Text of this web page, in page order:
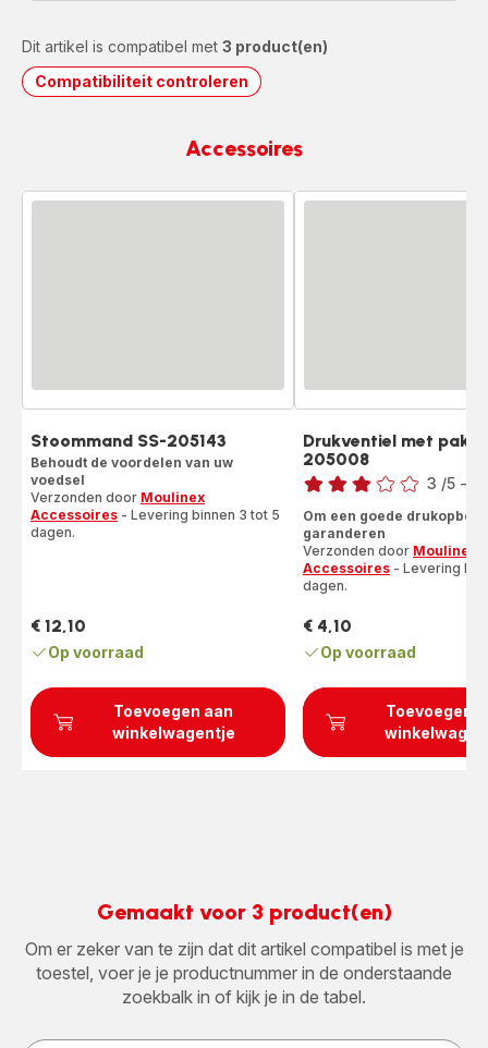
Dit artikel is compatibel met 3 product(en)
Compatibiliteit controleren
Accessoires
Toevoegen aan
winkelwagentje
Stoommand SS-205143
Behoudt de voordelen van uw
voedsel
Verzonden door Moulinex
Accessoires - Levering binnen 3 tot 5
dagen.
Prijs
€ 12,10
Op voorraad
Toevoegen
Drukventiel met
205008
Beoordeling
met
drie
sterren
(gemiddeld)
3 /5 -
Om een goede
garanderen
Verzonden door Moulinex
Accessoires - Levering
dagen.
Prijs
€ 4,10
Op voorraad
Gemaakt voor 3 product(en)
Om er zeker van te zijn dat dit artikel compatibel is met je
toestel, voer je je productnummer in de onderstaande
zoekbalk in of kijk je in de tabel.